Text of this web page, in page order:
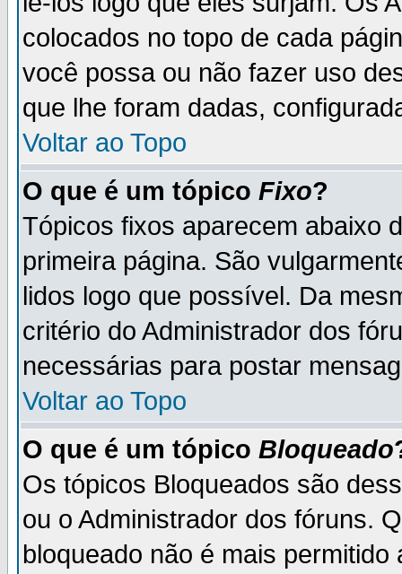
colocados no topo de cada
você possa ou não fazer uso
que lhe foram dadas,
Voltar ao Topo
O que é um tópico Fixo?
Tópicos fixos aparecem abaixo
primeira página. São
lidos logo que possível. Da
critério do Administrador dos
necessárias para postar
Voltar ao Topo
O que é um tópico Bloqueado
Os tópicos Bloqueados são
ou o Administrador dos fóruns.
bloqueado não é mais